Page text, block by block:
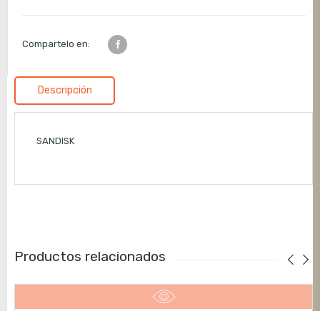
Compartelo en:
Descripción
SANDISK
Productos relacionados